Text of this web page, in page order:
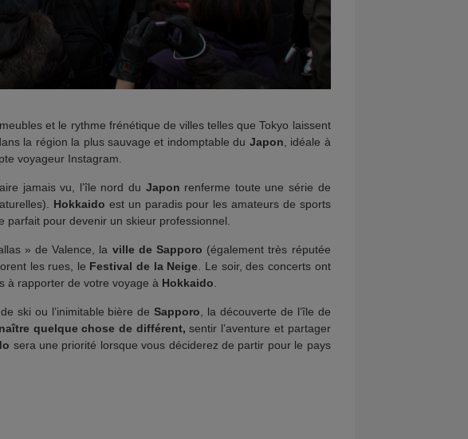
et le rythme frénétique de villes telles que Tokyo laissent
la région la plus sauvage et indomptable du Japon , idéale à
voyageur Instagram.
jamais vu, l’île nord du Japon renferme toute une série de
Hokkaido est un paradis pour les amateurs de sports
parfait pour devenir un skieur professionnel.
» de Valence, la ville de Sapporo (également très réputée
les rues, le Festival de la Neige . Le soir, des concerts ont
à rapporter de votre voyage à Hokkaido
ski ou l’inimitable bière deSapporo , la découverte de l’île de
quelque chose de différent,sentir l’aventure et partager
sera une priorité lorsque vous déciderez de partir pour le pays